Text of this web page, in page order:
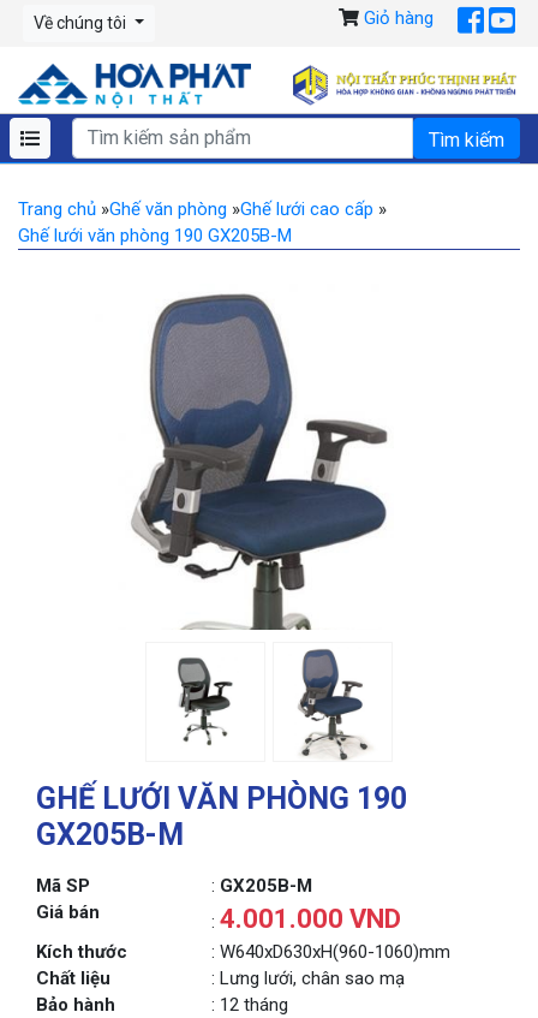
Về chúng tôi Giỏ hàng
Trang chủ »Ghế văn phòng »Ghế lưới cao cấp »
Ghế lưới văn phòng 190 GX205B-M
Previous
GHẾ LƯỚI VĂN PHÒNG 190
GX205B-M
Mã SP : GX205B-M
Giá bán
:4.001.000 VND
Kích thước
: W640xD630xH(960-1060)mm
Chất liệu
: Lưng lưới, chân sao mạ
Bảo hành
: 12 tháng